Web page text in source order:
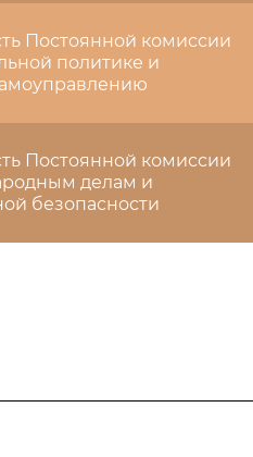
Постоянной комиссии
политике и
Постоянной комиссии
делам и
безопасности